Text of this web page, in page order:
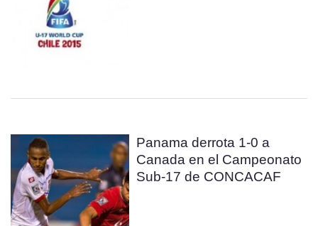
Panama derrota 1-0 a
Canada en el Campeonato
Sub-17 de CONCACAF